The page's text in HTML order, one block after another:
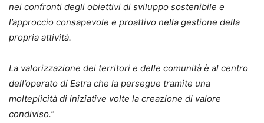
nei confronti degli obiettivi di sviluppo sostenibile e
l’approccio consapevole e proattivo nella gestione della
propria attività.
La valorizzazione dei territori e delle comunità è al centro
dell’operato di Estra che la persegue tramite una
molteplicità di iniziative volte la creazione di valore
condiviso.”